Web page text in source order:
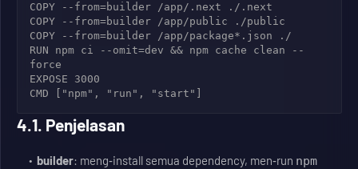
COPY --from=builder /app/.next ./.next
COPY --from=builder /app/public ./public
COPY --from=builder /app/package*.json ./
RUN npm ci --omit=dev && npm cache clean --
force
EXPOSE 3000
CMD ["npm", "run", "start"]
4.1. Penjelasan
builder: meng‑install semua dependency, men‑run npm